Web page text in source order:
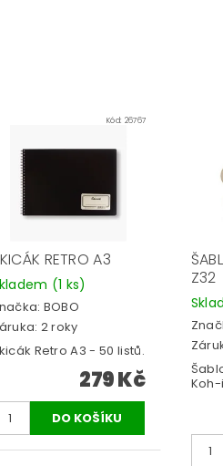
Kód: 26767
RETRO A3
(1 ks)
BOBO
2 roky
Retro A3 - 50 listů.
279 Kč
Z32